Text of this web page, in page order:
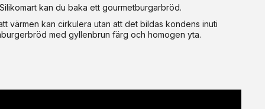
får du bara själva lådan – utan lock. Locket kan
– Perfekt för 6–8 degbollar per låda (200–250
– Designade för att staplas, så du bara behöver lock på
både pizzadeg och förvaring av andra livsmedel. ?
kan du baka ett gourmetburgarbröd.
värmen kan cirkulera utan att det bildas kondens inuti
med gyllenbrun färg och homogen yta.